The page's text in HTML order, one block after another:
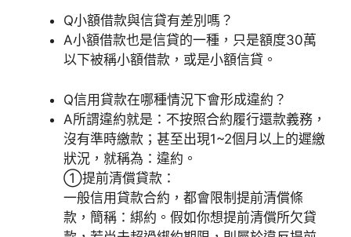
Q小額借款與信貸有差別嗎？
A小額借款也是信貸的一種，只是額度30萬
以下被稱小額借款，或是小額信貸。
Q信用貸款在哪種情況下會形成違約？
A所謂違約就是：不按照合約履行還款義務，
沒有準時繳款；甚至出現1~2個月以上的遲繳
狀況，就稱為：違約。
①提前清償貸款：
一般信用貸款合約，都會限制提前清償條
款，簡稱：綁約。假如你想提前清償所欠貸